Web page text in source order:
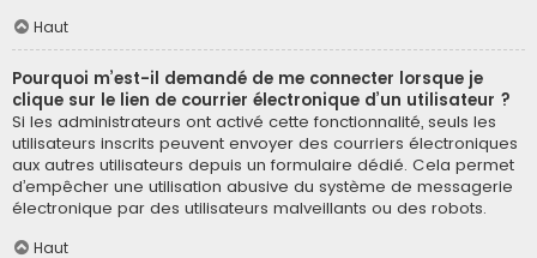
Haut
Pourquoi m’est-il demandé de me connecter lorsque je
clique sur le lien de courrier électronique d’un utilisateur ?
Si les administrateurs ont activé cette fonctionnalité, seuls les
utilisateurs inscrits peuvent envoyer des courriers électroniques
aux autres utilisateurs depuis un formulaire dédié. Cela permet
d’empêcher une utilisation abusive du système de messagerie
électronique par des utilisateurs malveillants ou des robots.
Haut